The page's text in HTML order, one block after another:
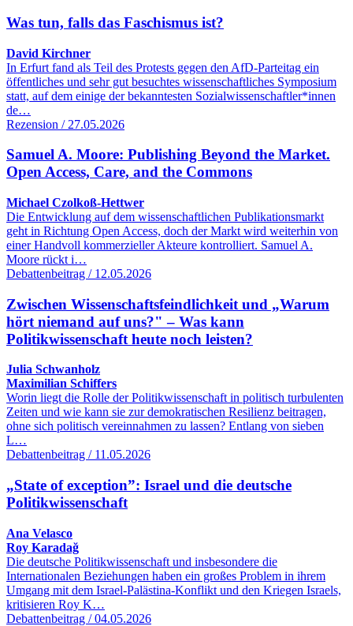
Was tun, falls das Faschismus ist?
David Kirchner
In Erfurt fand als Teil des Protests gegen den AfD-Parteitag ein
öffentliches und sehr gut besuchtes wissenschaftliches Symposium
statt, auf dem einige der bekanntesten Sozialwissenschaftler*innen
de…
Rezension / 27.05.2026
Samuel A. Moore: Publishing Beyond the Market.
Open Access, Care, and the Commons
Michael Czolkoß-Hettwer
Die Entwicklung auf dem wissenschaftlichen Publikationsmarkt
geht in Richtung Open Access, doch der Markt wird weiterhin von
einer Handvoll kommerzieller Akteure kontrolliert. Samuel A.
Moore rückt i…
Debattenbeitrag / 12.05.2026
Zwischen Wissenschaftsfeindlichkeit und „Warum
hört niemand auf uns?" – Was kann
Politikwissenschaft heute noch leisten?
Julia Schwanholz
Maximilian Schiffers
Worin liegt die Rolle der Politikwissenschaft in politisch turbulenten
Zeiten und wie kann sie zur demokratischen Resilienz beitragen,
ohne sich politisch vereinnahmen zu lassen? Entlang von sieben
L…
Debattenbeitrag / 11.05.2026
„State of exception”: Israel und die deutsche
Politikwissenschaft
Ana Velasco
Roy Karadağ
Die deutsche Politikwissenschaft und insbesondere die
Internationalen Beziehungen haben ein großes Problem in ihrem
Umgang mit dem Israel-Palästina-Konflikt und den Kriegen Israels,
kritisieren Roy K…
Debattenbeitrag / 04.05.2026